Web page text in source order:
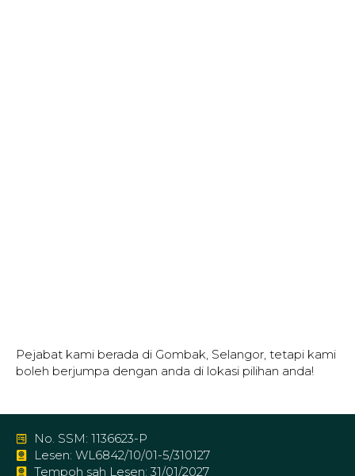
Pejabat kami berada di Gombak, Selangor, tetapi kami
boleh berjumpa dengan anda di lokasi pilihan anda!
No. SSM: 1136623-P
Lesen: WL6842/10/01-5/310127
Tempoh sah Lesen: 31/01/2027